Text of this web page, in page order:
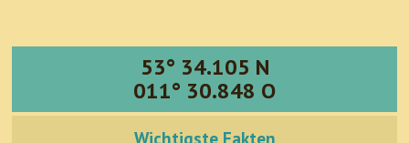
53° 34.105 N
011° 30.848 O
Wichtigste Fakten